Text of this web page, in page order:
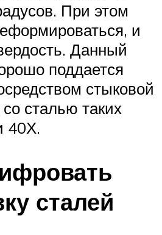
При этом
и
Данный
поддается
стыковой
сталью таких
40Х.
сталей